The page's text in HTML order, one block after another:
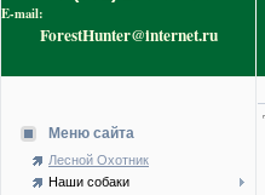
E-mail:
ForestHunter@internet.ru
Меню сайта
Лесной Охотник
Наши собаки